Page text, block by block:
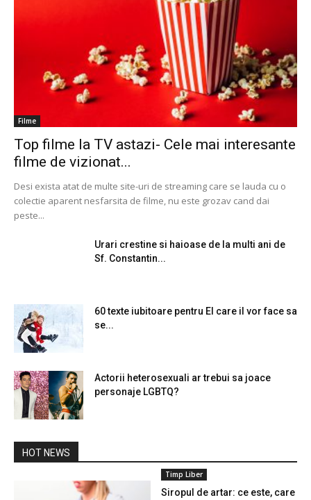
Filme
Top filme la TV astazi- Cele mai interesante
filme de vizionat...
Desi exista atat de multe site-uri de streaming care se lauda cu o
colectie aparent nesfarsita de filme, nu este grozav cand dai
peste...
Urari crestine si haioase de la multi ani de
Sf. Constantin...
60 texte iubitoare pentru El care il vor face sa
se...
Actorii heterosexuali ar trebui sa joace
personaje LGBTQ?
HOT NEWS
Timp Liber
Siropul de artar: ce este, care